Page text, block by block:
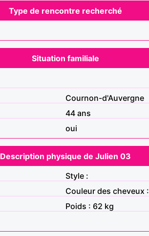
Type de rencontre recherché
Situation familiale
Cournon-d'Auvergne
44 ans
oui
Description physique de Julien 03
Style :
Couleur des cheveux :
Poids : 62 kg